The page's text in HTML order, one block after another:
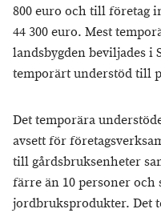
800 euro och till företag
44 300 euro. Mest
landsbygden beviljades i
temporärt understöd till
Det temporära
avsett för
till gårdsbruksenheter
färre än 10 personer
jordbruksprodukter. Det